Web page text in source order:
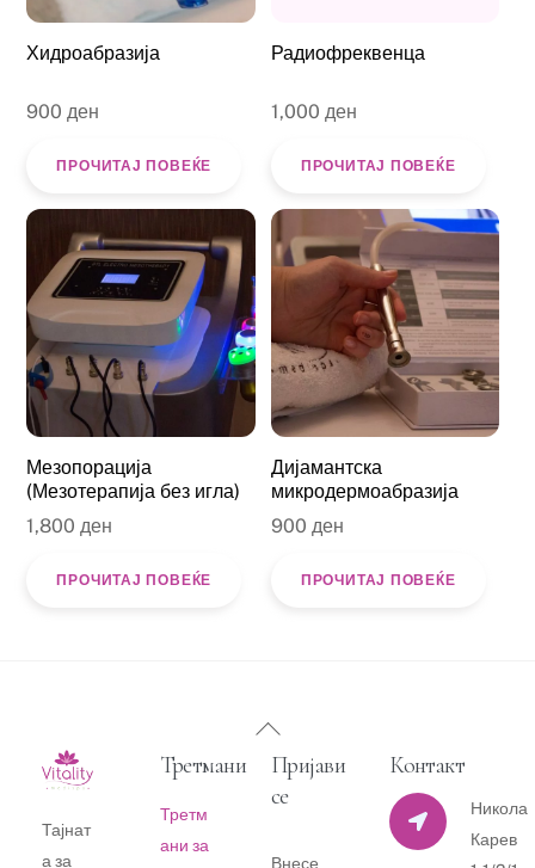
Хидроабразија
900ден
ПРОЧИТАЈ ПОВЕЌЕ
Радиофреквенца
1,000 ден
ПРОЧИТАЈ ПОВЕЌЕ
Мезопорација
(Мезотерапија без игла)
1,800ден
ПРОЧИТАЈ ПОВЕЌЕ
Дијамантска
микродермоабразија
900 ден
ПРОЧИТАЈ ПОВЕЌЕ
Back
To
Top
Тајнат
а за
Третмани
Третм
ани за
Пријави
се
Внесе
Контакт
Никола
Карев